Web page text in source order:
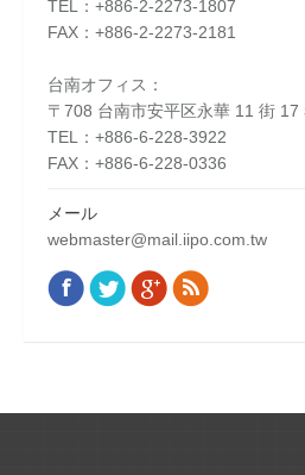
TEL：+886-2-2273-1807
FAX：+886-2-2273-2181
台南オフィス：
〒708 台南市安平区永華 11 街 17
TEL：+886-6-228-3922
FAX：+886-6-228-0336
メール
webmaster@mail.iipo.com.tw
Find us on:
Facebook
TwitterGoogle+
Rss